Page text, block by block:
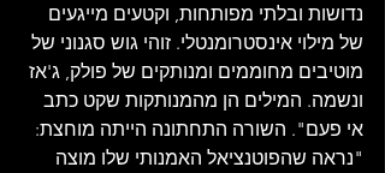
נדושות ובלתי מפותחות, וקטעים מייגעים
של מילוי אינסטרומנטלי. זוהי גוש סגנוני של
מוטיבים מחוממים ומנותקים של פולק, ג'אז
ונשמה. המילים הן מהמנותקות שקט כתב
אי פעם". השורה התחתונה הייתה מוחצת:
"נראה שהפוטנציאל האמנותי שלו מוצה